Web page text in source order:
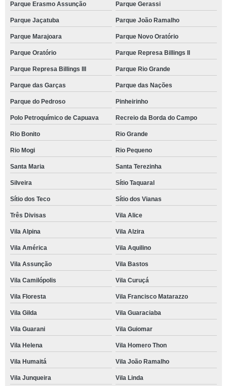
Parque Erasmo Assunção Parque Gerassi
Parque Jaçatuba Parque João Ramalho
Parque Marajoara Parque Novo Oratório
Parque Oratório Parque Represa Billings II
Parque Represa Billings III Parque Rio Grande
Parque das Garças Parque das Nações
Parque do Pedroso Pinheirinho
Polo Petroquímico de Capuava Recreio da Borda do Campo
Rio Bonito Rio Grande
Rio Mogi Rio Pequeno
Santa Maria Santa Terezinha
Silveira Sítio Taquaral
Sítio dos Teco Sítio dos Vianas
Três Divisas Vila Alice
Vila Alpina Vila Alzira
Vila América Vila Aquilino
Vila Assunção Vila Bastos
Vila Camilópolis Vila Curuçá
Vila Floresta Vila Francisco Matarazzo
Vila Gilda Vila Guaraciaba
Vila Guarani Vila Guiomar
Vila Helena Vila Homero Thon
Vila Humaitá Vila João Ramalho
Vila Junqueira Vila Linda